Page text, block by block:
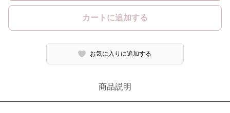
カートに追加する
お気に入りに追加する
商品説明